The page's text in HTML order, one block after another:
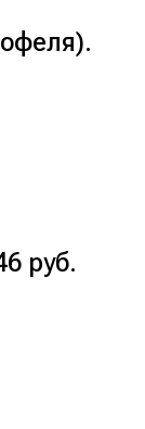
руб.